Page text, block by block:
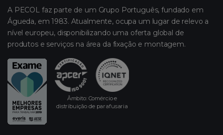
A PECOL faz parte de um Grupo Português, fundado em
Águeda, em 1983. Atualmente, ocupa um lugar de relevo a
nível europeu, disponibilizando uma oferta global de
produtos e serviços na área da fixação e montagem.
Âmbito: Comércio e
distribuição de parafusaria